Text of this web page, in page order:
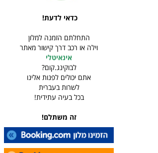
כדאי לדעת!
התחלתם הזמנה למלון
וילה או רכב דרך קישור מאתר
אינאיטלי
לבוקינג.קום?
אתם יכולים לפנות אלינו
לשרות בעברית
בכל בעיה עתידית!
זה משתלם!